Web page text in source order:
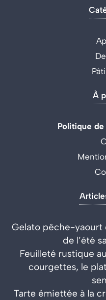
À
Politique
Gelato pêche-yaourt
de l’été
Feuilleté rustique
courgettes, le
Tarte émiettée à la